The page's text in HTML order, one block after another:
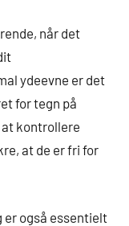
når det
ydeevne er det
for tegn på
kontrollere
at de er fri for
er også essentielt